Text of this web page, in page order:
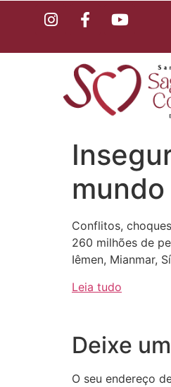
mundo
Conflitos,
260 milhões de
Iêmen, Mianmar,
Leia tudo
Deixe
O seu endereço